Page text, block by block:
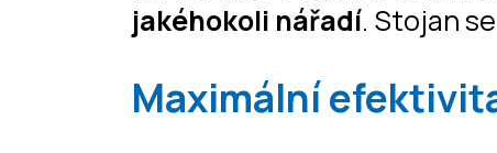
jakéhokoli nářadí. Stojan se
Maximální